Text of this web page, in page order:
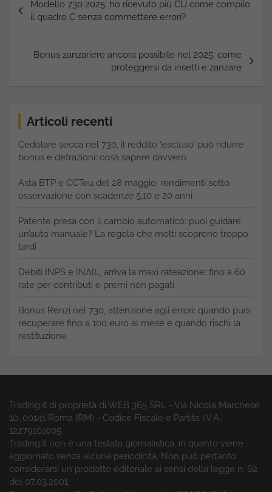
articoli
Modello 730 2025: ho ricevuto più CU come compilo
il quadro C senza commettere errori?
Bonus zanzariere ancora possibile nel 2025: come
proteggersi da insetti e zanzare
Articoli recenti
Cedolare secca nel 730, il reddito ‘escluso’ può ridurre
bonus e detrazioni: cosa sapere davvero
Asta BTP e CCTeu del 28 maggio: rendimenti sotto
osservazione con scadenze 5,10 e 20 anni
Patente presa con il cambio automatico: puoi guidare
un’auto manuale? La regola che molti scoprono troppo
tardi
Debiti INPS e INAIL, arriva la maxi rateazione: fino a 60
rate per contributi e premi non pagati
Bonus Renzi nel 730, attenzione agli errori: quando puoi
recuperare fino a 100 euro al mese e quando rischi la
restituzione
Trading.it di proprietà di WEB 365 SRL - Via Nicola Marchese
10, 00141 Roma (RM) - Codice Fiscale e Partita I.V.A.
12279101005
Trading.it non è una testata giornalistica, in quanto viene
aggiornato senza alcuna periodicità. Non può pertanto
considerarsi un prodotto editoriale ai sensi della legge n. 62
del 07.03.2001